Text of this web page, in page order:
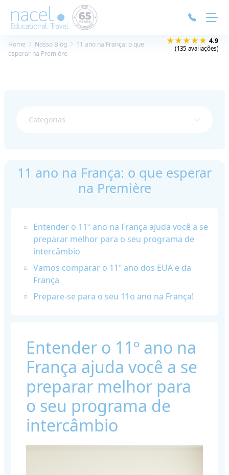
★★★★★ 4.9
(135 avaliações)
Home Nosso Blog
11 ano na França: o que
esperar na Première
Categorias
11 ano na França: o que esperar
na Première
Entender o 11º ano na França ajuda você a se
preparar melhor para o seu programa de
intercâmbio
Vamos comparar o 11º ano dos EUA e da
França
Prepare-se para o seu 11o ano na França!
Entender o 11º ano na
França ajuda você a se
preparar melhor para
o seu programa de
intercâmbio
Painel de Gerenciamento de Cookies